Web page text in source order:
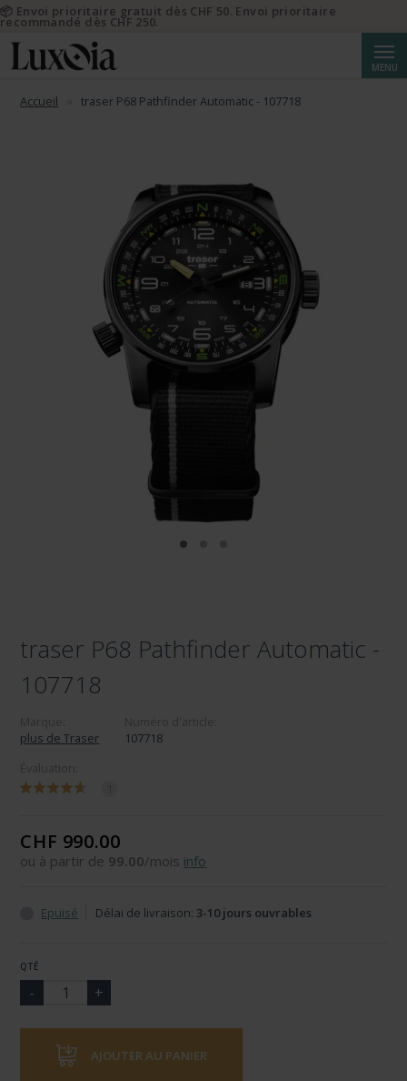
MENU
Accueil traser P68 Pathfinder Automatic - 107718
traser P68 Pathfinder Automatic -
107718
plus de Traser
107718
CHF 990.00
ou à partir de 99.00/mois info
Epuisé Délai de livraison: 3-10 jours ouvrables
QTÉ
AJOUTER AU PANIER
📦 Envoi prioritaire gratuit dès CHF 50. Envoi prioritaire
recommandé dès CHF 250.